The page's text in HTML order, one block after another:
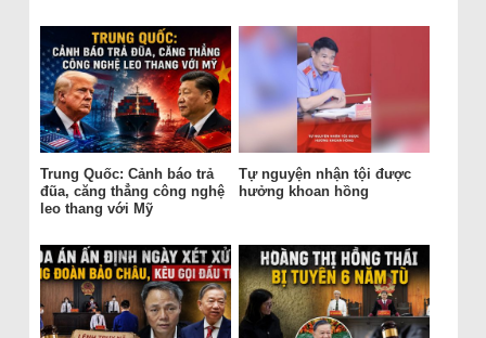
Trung Quốc: Cảnh báo trả
đũa, căng thẳng công nghệ
leo thang với Mỹ
Tự nguyện nhận tội được
hưởng khoan hồng